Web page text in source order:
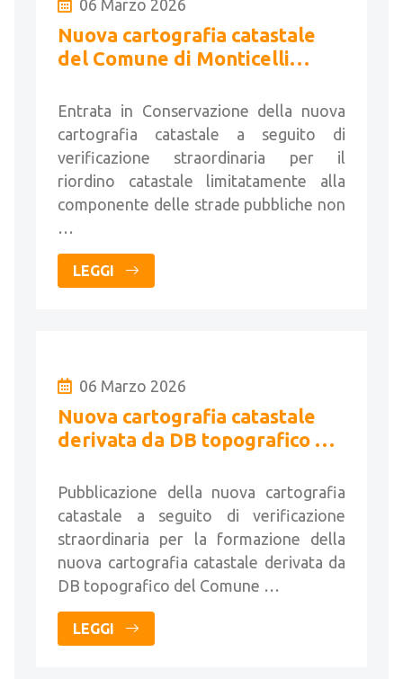
06 Marzo 2026
Nuova cartografia catastale
del Comune di Monticelli
Entrata in Conservazione della nuova
cartografia catastale a seguito di
verificazione straordinaria per il
riordino catastale limitatamente alla
componente delle strade pubbliche non
…
LEGGI
06 Marzo 2026
Nuova cartografia catastale
derivata da DB topografico del
Pubblicazione della nuova cartografia
catastale a seguito di verificazione
straordinaria per la formazione della
nuova cartografia catastale derivata da
DB topografico del Comune …
LEGGI